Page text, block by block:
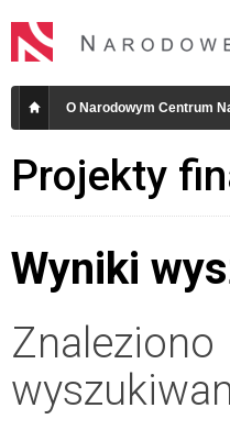
O Narodowym Centrum
Projekty
Wyniki